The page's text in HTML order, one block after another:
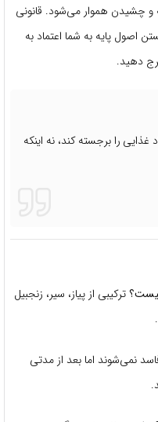
چشیدن هموار می‌شود. قانونی
اصول پایه به شما اعتماد به
دهید.
را برجسته کند، نه اینکه
ترکیبی از پیاز، سیر، زنجبیل
نمی‌شوند اما بعد از مدتی